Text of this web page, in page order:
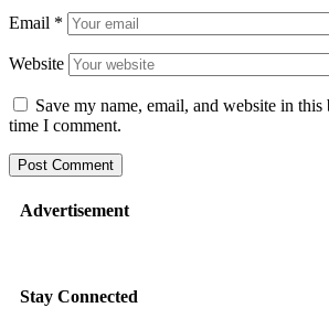
Email *
Website
Save my name, email, and website in
time I comment.
Advertisement
Stay Connected